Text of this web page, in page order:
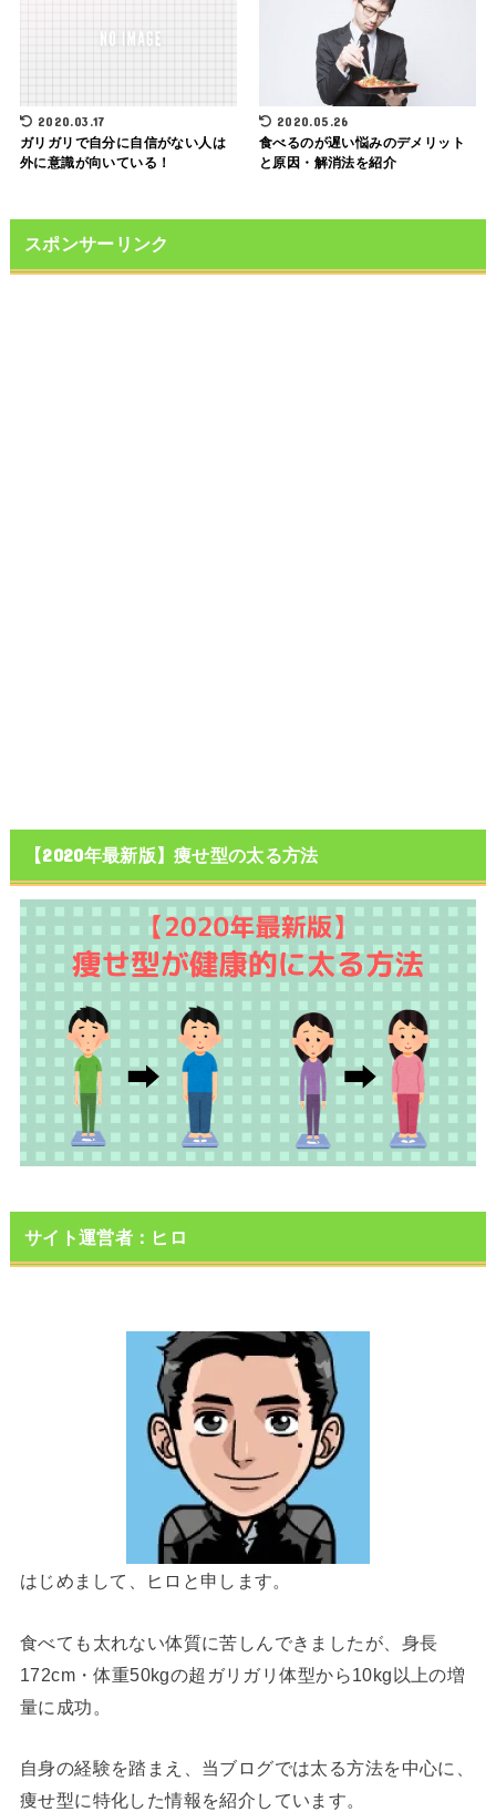
2020.03.17
ガリガリで自分に自信がない人は
外に意識が向いている！
2020.05.26
食べるのが遅い悩みのデメリット
と原因・解消法を紹介
スポンサーリンク
【2020年最新版】痩せ型の太る方法
サイト運営者：ヒロ
はじめまして、ヒロと申します。
食べても太れない体質に苦しんできましたが、身長
172cm・体重50kgの超ガリガリ体型から10kg以上の増
量に成功。
自身の経験を踏まえ、当ブログでは太る方法を中心に、
痩せ型に特化した情報を紹介しています。